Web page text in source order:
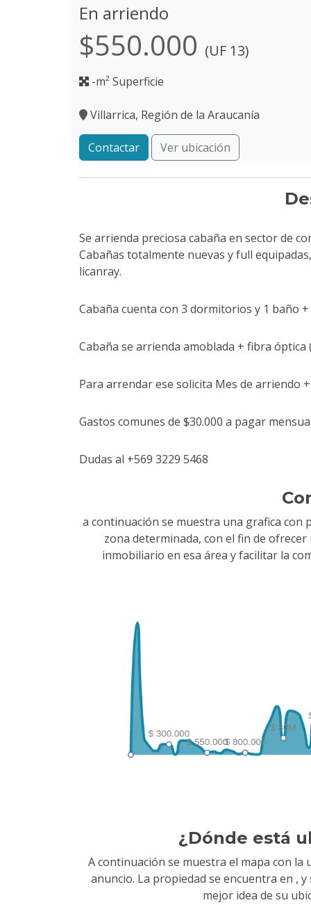
En arriendo
$550.000 (UF 13)
-m² Superficie
Villarrica, Región de la Araucanía
Contactar Ver ubicación
Se arrienda preciosa cabaña en sector de
Cabañas totalmente nuevas y full
licanray.
Cabaña cuenta con 3 dormitorios y 1 baño
Cabaña se arrienda amoblada + fibra
Para arrendar ese solicita Mes de arriendo
Gastos comunes de $30.000 a pagar
Dudas al +569 3229 5468
a continuación se muestra una grafica con
zona determinada, con el fin de
inmobiliario en esa área y facilitar la
¿Dónde está
A continuación se muestra el mapa con la
anuncio. La propiedad se encuentra en ,
mejor idea de su